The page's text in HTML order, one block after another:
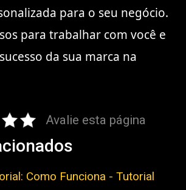
para o seu negócio.
para trabalhar com você e
da sua marca na
Avalie esta página
Como Funciona - Tutorial